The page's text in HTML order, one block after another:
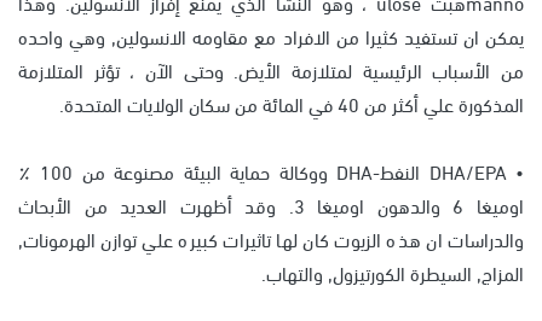
يمكن ان تستفيد كثيرا من الافراد مع مقاومه الانسولين, وهي واحده
من الأسباب الرئيسية لمتلازمة الأيض. وحتى الآن ، تؤثر المتلازمة
المذكورة علي أكثر من 40 في المائة من سكان الولايات المتحدة.
• DHA/EPA النفط-DHA ووكالة حماية البيئة مصنوعة من 100 ٪
اوميغا 6 والدهون اوميغا 3. وقد أظهرت العديد من الأبحاث
والدراسات ان هذه الزيوت كان لها تاثيرات كبيره علي توازن الهرمونات,
المزاج, السيطرة الكورتيزول, والتهاب.